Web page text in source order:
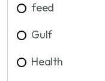
feed
Gulf
Health